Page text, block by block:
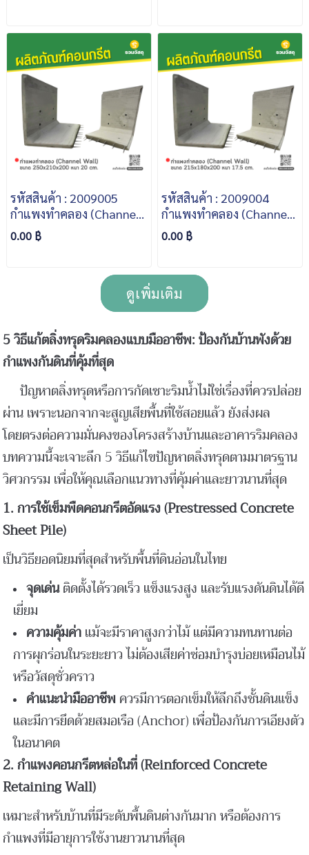
รหัสสินค้า : 2009005
กำแพงทำคลอง (Channel
Wall) ขนาด 250x210x200
หนา 20 cm.
0.00 ฿
รหัสสินค้า : 2009004
กำแพงทำคลอง (Channel
Wall) ขนาด 215x180x200
หนา 17.5 cm.
0.00 ฿
ดูเพิ่มเติม
5วิธีแก้ตลิ่งทรุดริมคลองแบบมืออาชีพ: ป้องกันบ้านพังด้วย
กำแพงกันดินที่คุ้มที่สุด
ปัญหาตลิ่งทรุดหรือการกัดเซาะริมน้ำไม่ใช่เรื่องที่ควรปล่อย
ผ่าน เพราะนอกจากจะสูญเสียพื้นที่ใช้สอยแล้ว ยังส่งผล
โดยตรงต่อความมั่นคงของโครงสร้างบ้านและอาคารริมคลอง
บทความนี้จะเจาะลึก 5 วิธีแก้ไขปัญหาตลิ่งทรุดตามมาตรฐาน
วิศวกรรม เพื่อให้คุณเลือกแนวทางที่คุ้มค่าและยาวนานที่สุด
1.การใช้เข็มพืดคอนกรีตอัดแรง (Prestressed Concrete
Sheet Pile)
เป็นวิธียอดนิยมที่สุดสำหรับพื้นที่ดินอ่อนในไทย
จุดเด่นติดตั้งได้รวดเร็ว แข็งแรงสูง และรับแรงดันดินได้ดี
เยี่ยม
ความคุ้มค่าแม้จะมีราคาสูงกว่าไม้ แต่มีความทนทานต่อ
การผุกร่อนในระยะยาว ไม่ต้องเสียค่าซ่อมบำรุงบ่อยเหมือนไม้
หรือวัสดุชั่วคราว
คำแนะนำมืออาชีพ ควรมีการตอกเข็มให้ลึกถึงชั้นดินแข็ง
และมีการยึดด้วยสมอเรือ (Anchor) เพื่อป้องกันการเอียงตัว
ในอนาคต
2.กำแพงคอนกรีตหล่อในที่ (Reinforced Concrete
Retaining Wall)
เหมาะสำหรับบ้านที่มีระดับพื้นดินต่างกันมาก หรือต้องการ
กำแพงที่มีอายุการใช้งานยาวนานที่สุด